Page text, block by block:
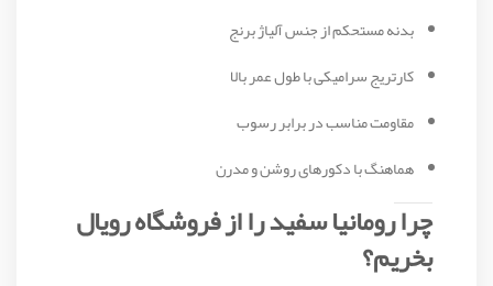
بدنه مستحکم از جنس آلیاژ برنج
کارتریج سرامیکی با طول عمر بالا
مقاومت مناسب در برابر رسوب
هماهنگ با دکورهای روشن و مدرن
چرا رومانیا سفید را از فروشگاه رویال
بخریم؟